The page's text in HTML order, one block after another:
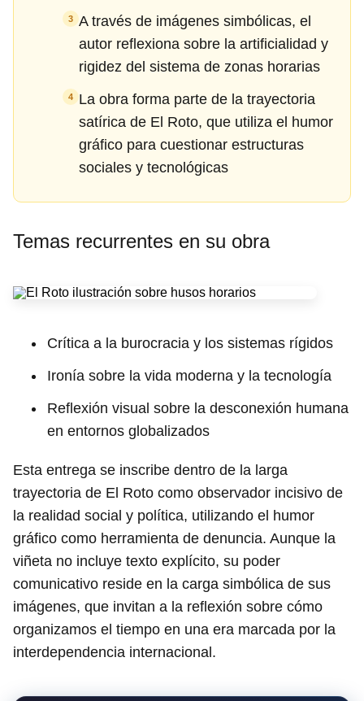
3 A través de imágenes simbólicas, el
autor reflexiona sobre la artificialidad y
rigidez del sistema de zonas horarias
4
La obra forma parte de la trayectoria
satírica de El Roto, que utiliza el humor
gráfico para cuestionar estructuras
sociales y tecnológicas
Temas recurrentes en su obra
Crítica a la burocracia y los sistemas rígidos
Ironía sobre la vida moderna y la tecnología
Reflexión visual sobre la desconexión humana
en entornos globalizados
Esta entrega se inscribe dentro de la larga
trayectoria de El Roto como observador incisivo de
la realidad social y política, utilizando el humor
gráfico como herramienta de denuncia. Aunque la
viñeta no incluye texto explícito, su poder
comunicativo reside en la carga simbólica de sus
imágenes, que invitan a la reflexión sobre cómo
organizamos el tiempo en una era marcada por la
interdependencia internacional.